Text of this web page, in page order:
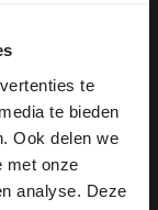
te
te bieden
Ook delen we
met onze
analyse. Deze